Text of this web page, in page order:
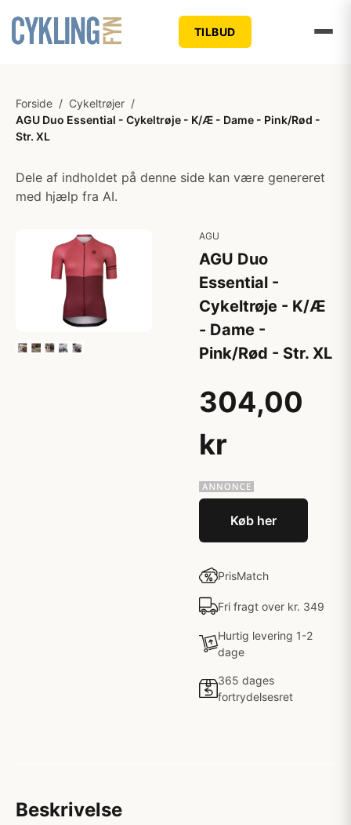
TILBUD
Forside / Cykeltrøjer /
AGU Duo Essential - Cykeltrøje - K/Æ - Dame - Pink/Rød -
Str. XL
Dele af indholdet på denne side kan være genereret
med hjælp fra AI.
AGU
AGU Duo
Essential -
Cykeltrøje - K/Æ
- Dame -
Pink/Rød - Str. XL
304,00
kr
Køb her
PrisMatch
Fri fragt over kr. 349
Hurtig levering 1-2
dage
365 dages
fortrydelsesret
Beskrivelse